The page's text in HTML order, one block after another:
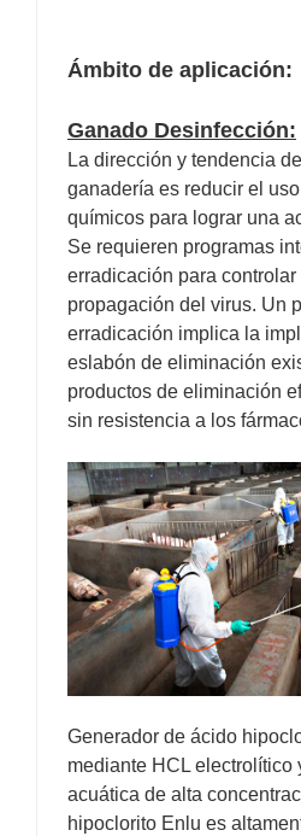
Ámbito de aplicación:
Ganado Desinfección:
La dirección y tendencia
ganadería es reducir el
químicos para lograr una
Se requieren programas
erradicación para
propagación del virus. Un
erradicación implica la
eslabón de eliminación
productos de eliminación
sin resistencia a los
Generador de ácido
mediante HCL electrolítico
acuática de alta
hipoclorito Enlu es